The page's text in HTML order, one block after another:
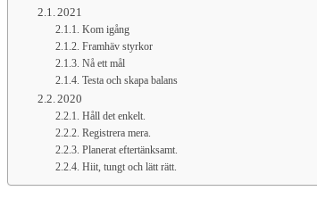
2021
Kom igång
Framhäv styrkor
Nå ett mål
Testa och skapa balans
2020
Håll det enkelt.
Registrera mera.
Planerat eftertänksamt.
Hiit, tungt och lätt rätt.